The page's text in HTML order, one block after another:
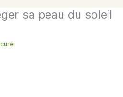
sa peau du soleil